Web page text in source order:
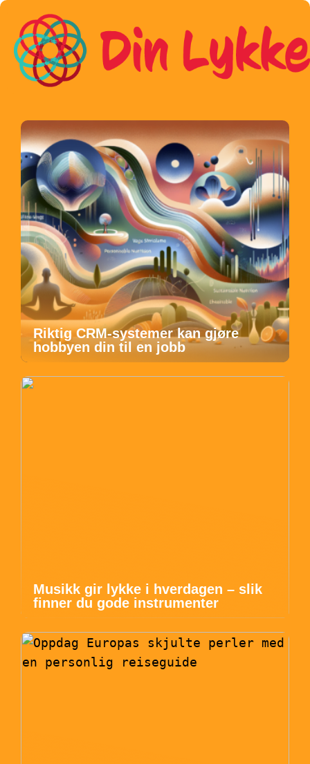
Riktig CRM-systemer kan gjøre
hobbyen din til en jobb
Musikk gir lykke i hverdagen – slik
finner du gode instrumenter